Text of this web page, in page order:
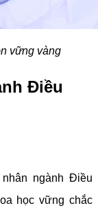
vững vàng
Điều
ngành Điều
học vững chắc